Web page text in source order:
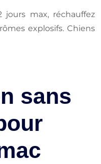
jours max, réchauffez
explosifs. Chiens
sans